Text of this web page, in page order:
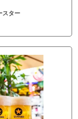
スター